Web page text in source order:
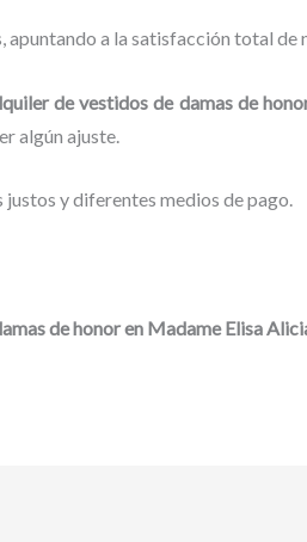
a la satisfacción total
de vestidos de damas de
algún ajuste.
y diferentes medios de pago.
de honoren Madame Elisa